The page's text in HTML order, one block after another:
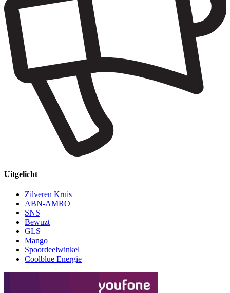
Uitgelicht
Zilveren Kruis
ABN-AMRO
SNS
Bewuzt
GLS
Mango
Spoordeelwinkel
Coolblue Energie